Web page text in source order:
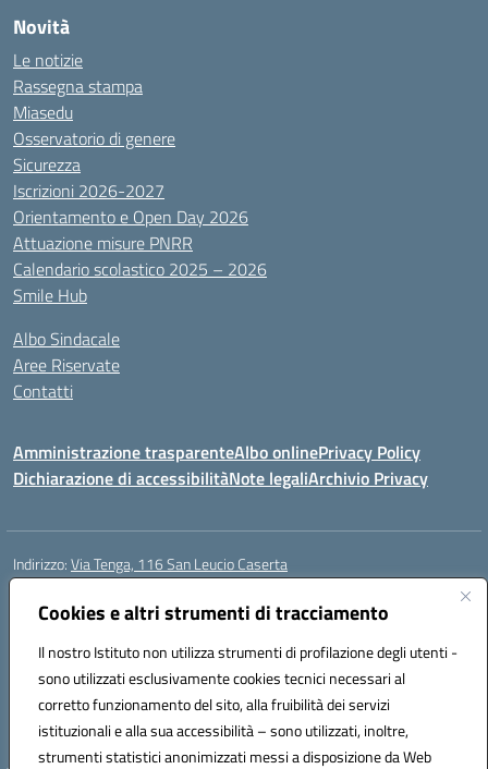
Cookies e altri strumenti di tracciamento
Il nostro Istituto non utilizza strumenti di profilazione degli utenti -
sono utilizzati esclusivamente cookies tecnici necessari al
corretto funzionamento del sito, alla fruibilità dei servizi
istituzionali e alla sua accessibilità – sono utilizzati, inoltre,
strumenti statistici anonimizzati messi a disposizione da Web
Novità
Le notizie
Rassegna stampa
Miasedu
Osservatorio di genere
Sicurezza
Iscrizioni 2026-2027
Orientamento e Open Day 2026
Attuazione misure PNRR
Calendario scolastico 2025 – 2026
Smile Hub
Albo Sindacale
Aree Riservate
Contatti
Amministrazione trasparenteAlbo onlinePrivacy Policy
Dichiarazione di accessibilitàNote legaliArchivio Privacy
Indirizzo:Via Tenga, 116 San Leucio Caserta
Centralino:
Posta elettronica certificata (PEC):ceis042009@pec.istruzione.it
Codice fiscale: 93098380616
Codice meccanografico:CEIS042009
Codice Indice delle Pubbliche Amministrazioni (IPA): islasleu
Codice unico di fatturazione (CUF): UFLTNX